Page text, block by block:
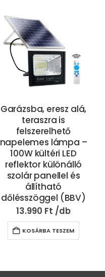
Garázsba, eresz alá,
teraszra is
felszerelhető
napelemes lámpa –
100W kültéri LED
reflektor különálló
szolár panellel és
állítható
dőlésszöggel (BBV)
13.990 Ft
KOSÁRBA TESZEM